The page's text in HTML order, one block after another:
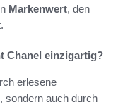
Markenwert, den
Chanel einzigartig?
erlesene
sondern auch durch